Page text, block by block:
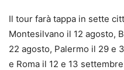
Il tour farà tappa in sette
Montesilvano il 12 agosto,
22 agosto, Palermo il 29 e
e Roma il 12 e 13